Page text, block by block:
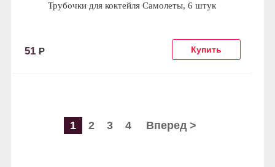
Трубочки для коктейля Самолеты, 6 штук
51 Р
1 2 3 4 Вперед >